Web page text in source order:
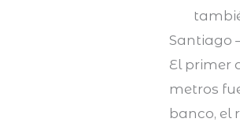
Santiago
El primer
metros
banco, el